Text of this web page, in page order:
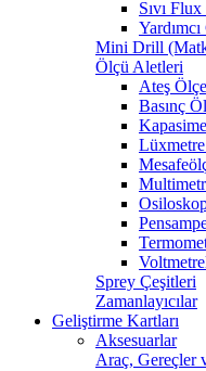
Sıvı
Mini Drill
Ölçü Aletleri
Ateş
Basınç
Sprey Çeşitleri
Zamanlayıcılar
Geliştirme Kartları
Aksesuarlar
Araç, Gereçler